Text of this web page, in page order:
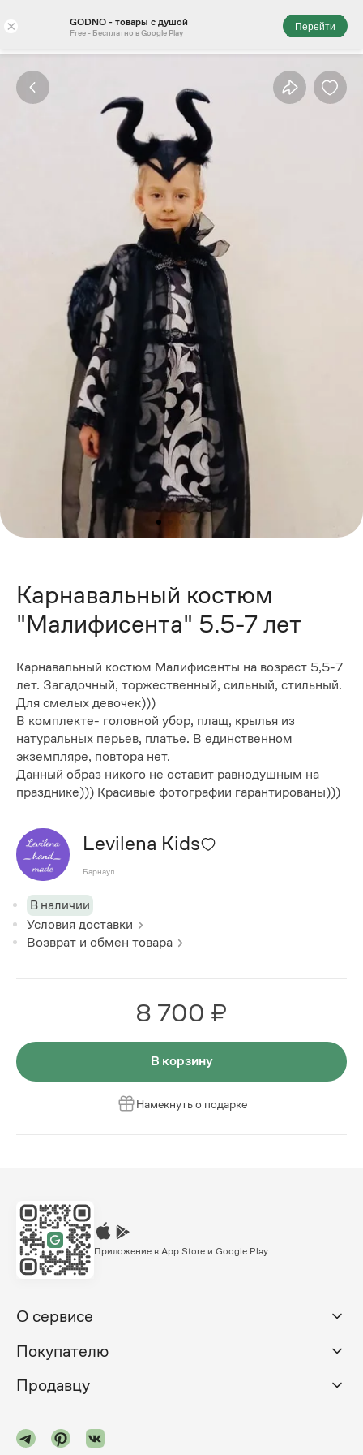
× GODNO - товары с душой
Free - Бесплатно в Google Play
Перейти
Карнавальный костюм
"Малифисента" 5.5-7 лет
Карнавальный костюм Малифисенты на возраст 5,5-7
лет. Загадочный, торжественный, сильный, стильный.
Для смелых девочек)))
В комплекте- головной убор, плащ, крылья из
натуральных перьев, платье. В единственном
экземпляре, повтора нет.
Данный образ никого не оставит равнодушным на
празднике))) Красивые фотографии гарантированы)))
Levilena Kids
Барнаул
В наличии
Условия доставки
Возврат и обмен товара
8 700 ₽
В корзину
Намекнуть о подарке
Приложение в App Store и Google Play
О сервисе
Покупателю
Продавцу